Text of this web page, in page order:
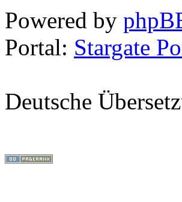
Powered by
Portal: Stargate
Deutsche